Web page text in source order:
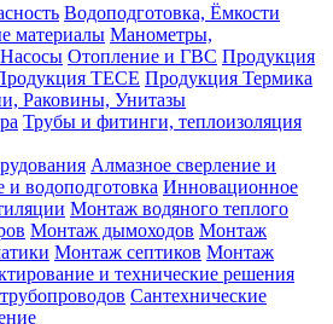
Водоподготовка, Ёмкости
материалы Манометры,
Насосы Отопление и ГВС Продукция
TECE Продукция Термика
Раковины, Унитазы
Трубы и фитинги, теплоизоляция
Алмазное сверление и
водоподготовка Инновационное
Монтаж водяного теплого
Монтаж дымоходов Монтаж
Монтаж септиков Монтаж
и технические решения
Сантехнические